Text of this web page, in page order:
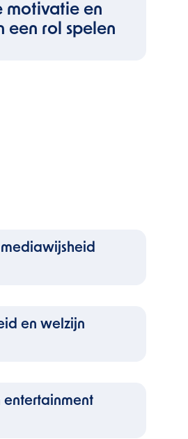
motivatie en
een rol spelen
en welzijn
entertainment